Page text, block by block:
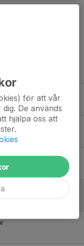
upp för att vår
De används
hjälpa oss att